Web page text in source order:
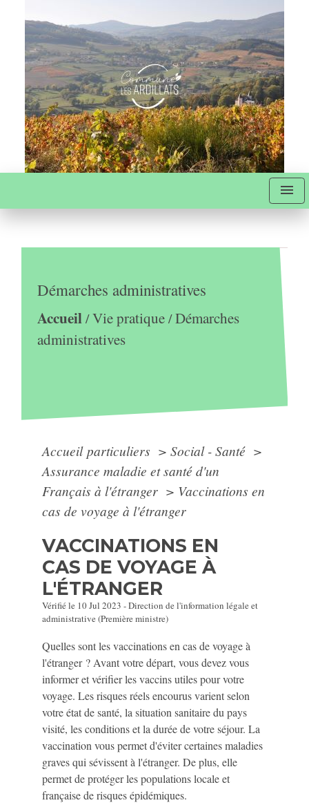
menu
Démarches administratives
Accueil/Vie pratique/Démarches
administratives
Accueil particuliers > Social - Santé >
Assurance maladie et santé d'un
Français à l'étranger > Vaccinations en
cas de voyage à l'étranger
VACCINATIONS EN
CAS DE VOYAGE À
L'ÉTRANGER
Vérifié le 10 Jul 2023 - Direction de l'information légale et
administrative (Première ministre)
Quelles sont les vaccinations en cas de voyage à
l'étranger ? Avant votre départ, vous devez vous
informer et vérifier les vaccins utiles pour votre
voyage. Les risques réels encourus varient selon
votre état de santé, la situation sanitaire du pays
visité, les conditions et la durée de votre séjour. La
vaccination vous permet d'éviter certaines maladies
graves qui sévissent à l'étranger. De plus, elle
permet de protéger les populations locale et
française de risques épidémiques.